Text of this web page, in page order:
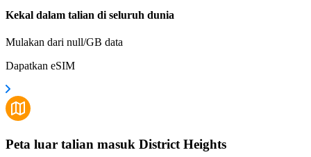
Kekal dalam talian di seluruh dunia
Mulakan dari null/GB data
Dapatkan eSIM
Peta luar talian masuk District Heights